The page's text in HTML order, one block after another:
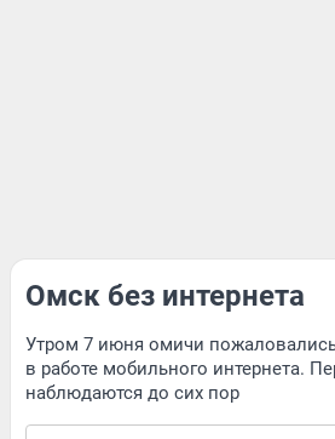
Омск без интернета
Утром 7 июня омичи
в работе мобильного интернета.
наблюдаются до сих пор